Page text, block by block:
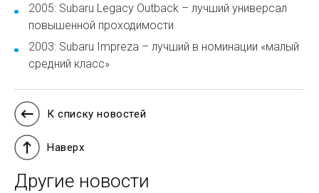
2005: Subaru Legacy Outback – лучший универсал
повышенной проходимости
2003: Subaru Impreza – лучший в номинации «малый
средний класс»
К списку новостей
Наверх
Другие новости